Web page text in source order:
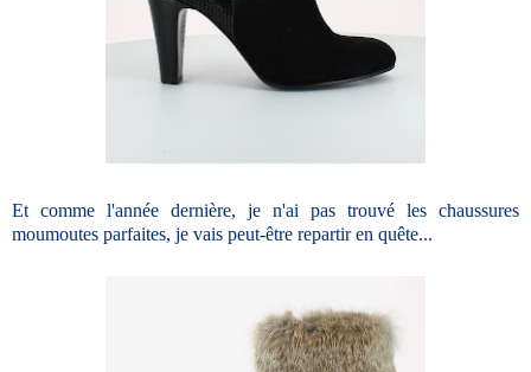
Et comme l'année dernière, je n'ai pas trouvé les chaussures
moumoutes parfaites, je vais peut-être repartir en quête...